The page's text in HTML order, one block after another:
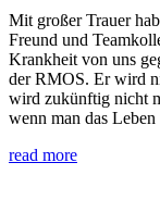
Mit großer Trauer
Freund und
Krankheit von uns
der RMOS. Er wird
wird zukünftig nicht
wenn man das
read more